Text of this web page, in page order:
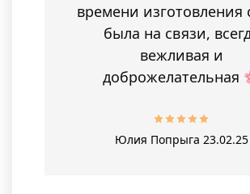
времени изготовления
была на связи,
вежливая и
доброжелательная
Юлия Попрыга 23.02.25